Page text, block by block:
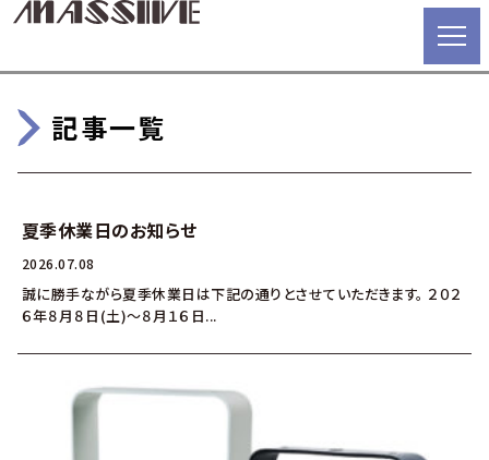
記事一覧
夏季休業日のお知らせ
2026.07.08
誠に勝手ながら夏季休業日は下記の通りとさせていただきます。 ２０２
６年８月８日(土)～８月１６日...